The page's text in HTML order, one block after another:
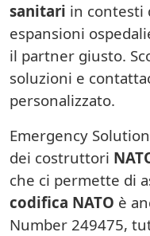
sanitari in contesti
espansioni
il partner giusto.
soluzioni e
personalizzato.
Emergency
dei costruttori
che ci permette di
codifica NATO è
Number 249475,